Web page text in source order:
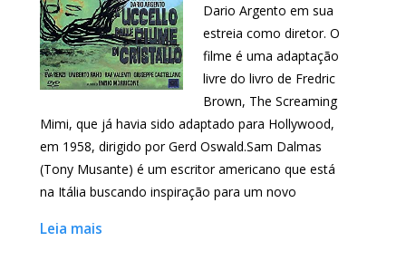
Dario Argento em sua
estreia como diretor. O
filme é uma adaptação
livre do livro de Fredric
Brown, The Screaming
Mimi, que já havia sido adaptado para Hollywood,
em 1958, dirigido por Gerd Oswald.Sam Dalmas
(Tony Musante) é um escritor americano que está
na Itália buscando inspiração para um novo
Leia mais